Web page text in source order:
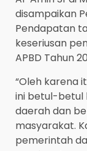
disampaikan
Pendapatan
keseriusan
APBD Tahun
“Oleh karena
ini betul-betul
daerah dan
masyarakat.
pemerintah